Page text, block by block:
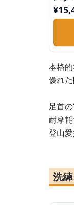
¥
本格
優れ
足首
耐摩
登山
洗